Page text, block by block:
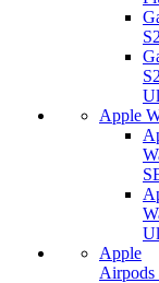
Apple
Apple
Airpods